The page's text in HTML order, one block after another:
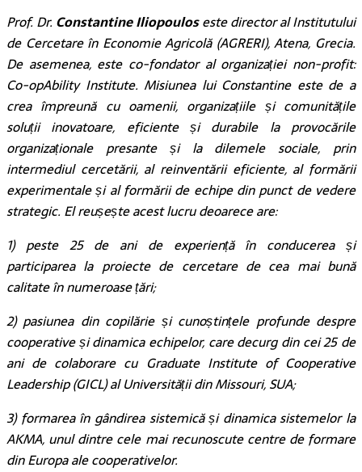
Prof. Dr. Constantine Iliopouloseste director al Institutului
de Cercetare în Economie Agricolă (AGRERI), Atena, Grecia.
De asemenea, este co-fondator al organizației non-profit:
Co-opAbility Institute. Misiunea lui Constantine este de a
crea împreună cu oamenii, organizațiile și comunitățile
soluții inovatoare, eficiente și durabile la provocările
organizaționale presante și la dilemele sociale, prin
intermediul cercetării, al reinventării eficiente, al formării
experimentale și al formării de echipe din punct de vedere
strategic. El reușește acest lucru deoarece are:
1) peste 25 de ani de experiență în conducerea și
participarea la proiecte de cercetare de cea mai bună
calitate în numeroase țări;
2) pasiunea din copilărie și cunoștințele profunde despre
cooperative și dinamica echipelor, care decurg din cei 25 de
ani de colaborare cu Graduate Institute of Cooperative
Leadership (GICL) al Universității din Missouri, SUA;
3) formarea în gândirea sistemică și dinamica sistemelor la
AKMA, unul dintre cele mai recunoscute centre de formare
din Europa ale cooperativelor.